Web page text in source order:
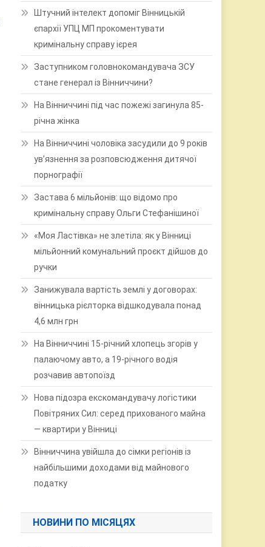
Штучний інтелект допоміг Вінницькій
єпархії УПЦ МП прокоментувати
кримінальну справу ієрея
Заступником головнокомандувача ЗСУ
стане генерал із Вінниччини?
На Вінниччині під час пожежі загинула 85-
річна жінка
На Вінниччині чоловіка засудили до 9 років
ув’язнення за розповсюдження дитячої
порнографії
Застава 6 мільйонів: що відомо про
кримінальну справу Ольги Стефанішиної
«Моя Ластівка» не злетіла: як у Вінниці
мільйонний комунальний проєкт дійшов до
ручки
Занижувала вартість землі у договорах:
вінницька рієлторка відшкодувала понад
4,6 млн грн
На Вінниччині 15-річний хлопець згорів у
палаючому авто, а 19-річного водія
розчавив автопоїзд
Нова підозра екскомандувачу логістики
Повітряних Сил: серед прихованого майна
— квартири у Вінниці
Вінниччина увійшла до сімки регіонів із
найбільшими доходами від майнового
податку
НОВИНИ ПО МІСЯЦЯХ